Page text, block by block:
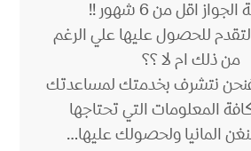
اقل من 6 شهور !!
للحصول عليها علي الرغم
من ذلك ام لا ؟؟
نتشرف بخدمتك لمساعدتك
المعلومات التي تحتاجها
المانيا ولحصولك عليها…